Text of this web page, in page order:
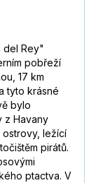
del Rey"
pobřeží
17 km
tyto krásné
bylo
z Havany
ležící
pirátů.
ptactva. V